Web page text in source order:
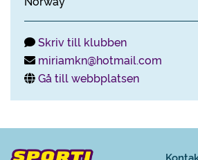
Skriv till klubben
miriamkn@hotmail.com
Gå till webbplatsen